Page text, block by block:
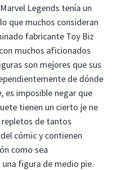
Legends tenía un
que muchos consideran
fabricante Toy Biz
muchos aficionados
son mejores que sus
de dónde
es imposible negar que
tienen un cierto je ne
repletos de tantos
cómic y contienen
como sea
figura de medio pie.